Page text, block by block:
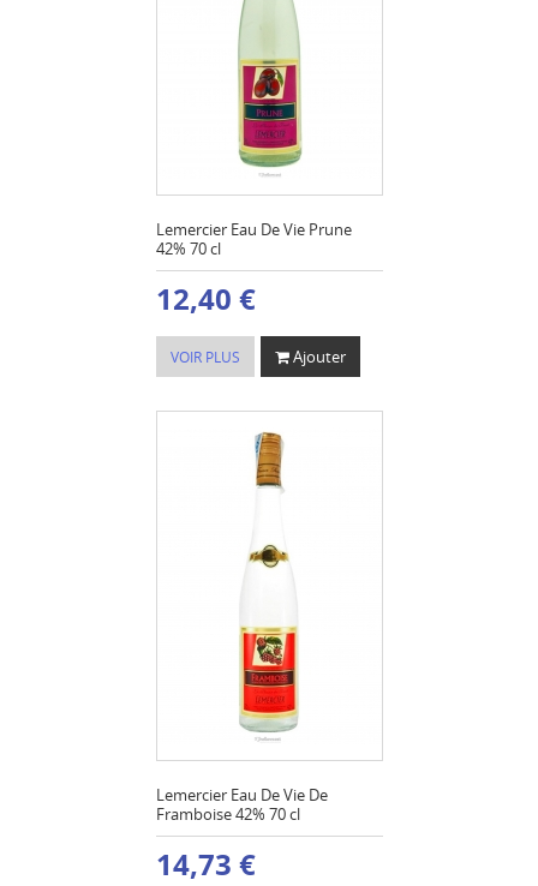
Lemercier Eau De Vie Prune
42% 70 cl
12,40 €
VOIR PLUS Ajouter
Lemercier Eau De Vie De
Framboise 42% 70 cl
14,73 €